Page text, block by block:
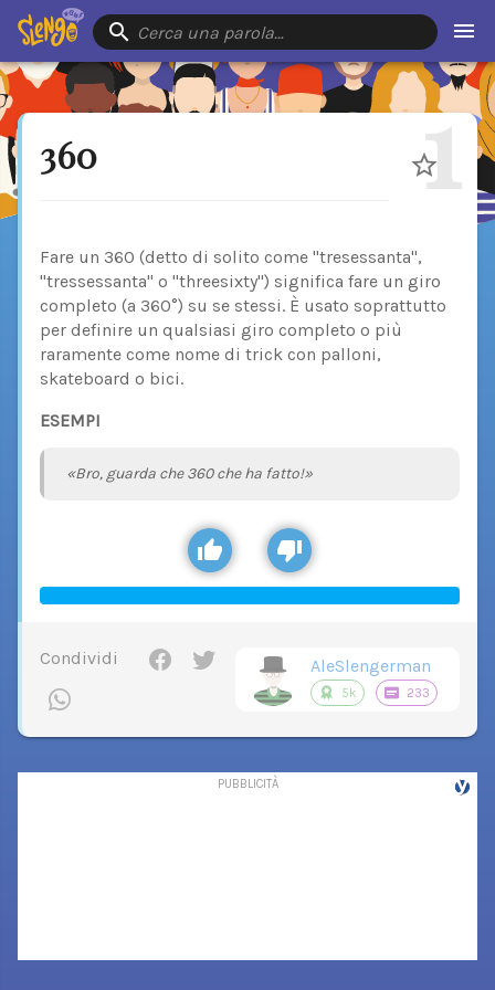
Cerca una parola…
360 1
Fare un 360 (detto di solito come "tresessanta",
"tressessanta" o "threesixty") significa fare un giro
completo (a 360°) su se stessi. È usato soprattutto
per definire un qualsiasi giro completo o più
raramente come nome di trick con palloni,
skateboard o bici.
ESEMPI
«Bro, guarda che 360 che ha fatto!»
Condividi AleSlengerman
5k 233